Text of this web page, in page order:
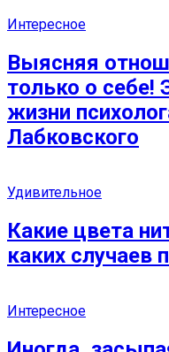
Интересное
Выясняя
только о себе!
жизни
Лабковского
Удивительное
Какие цвета
каких случаев
Интересное